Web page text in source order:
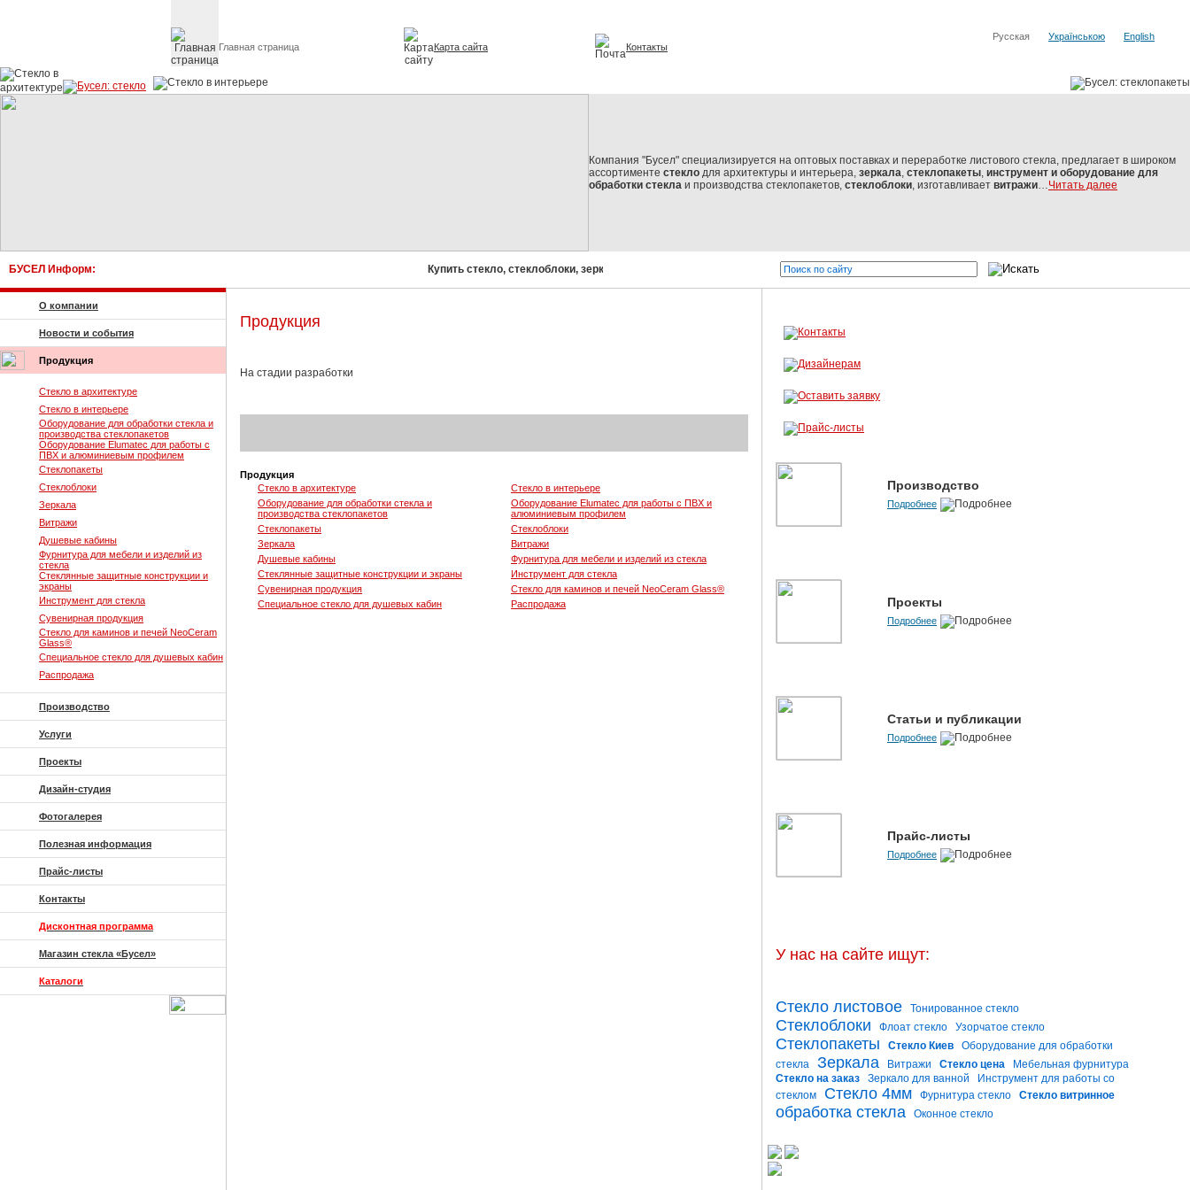
Главная страница Карта сайта Контакты
Русская Українською English
Компания "Бусел" специализируется на оптовых поставках и переработке листового стекла, предлагает в широком
ассортименте стекло для архитектуры и интерьера, зеркала, стеклопакеты, инструмент и оборудование для
обработки стекла и производства стеклопакетов, стеклоблоки, изготавливает витражи…Читать далее
БУСЕЛ Информ: Купить стекло, стеклоблоки, зеркала, стеклопакеты! Бусел - стекло от мировых производителей Бусел - резка стекла,
О компании
Новости и события
Продукция
Стекло в архитектуре
Стекло в интерьере
Оборудование для обработки стекла и
производства стеклопакетов
Оборудование Elumatec для работы с
ПВХ и алюминиевым профилем
Стеклопакеты
Стеклоблоки
Зеркала
Витражи
Душевые кабины
Фурнитура для мебели и изделий из
стекла
Стеклянные защитные конструкции и
экраны
Инструмент для стекла
Сувенирная продукция
Стекло для каминов и печей NeoCeram
Glass®
Специальное стекло для душевых кабин
Распродажа
Производство
Услуги
Проекты
Дизайн-студия
Фотогалерея
Полезная информация
Прайс-листы
Контакты
Дисконтная программа
Магазин стекла «Бусел»
Каталоги
Продукция
На стадии разработки
Продукция
Стекло в архитектуре
Стекло в интерьере
Оборудование для обработки стекла и
производства стеклопакетов
Оборудование Elumatec для работы с ПВХ и
алюминиевым профилем
Стеклопакеты
Стеклоблоки
Зеркала
Витражи
Душевые кабины
Фурнитура для мебели и изделий из стекла
Стеклянные защитные конструкции и экраны
Инструмент для стекла
Сувенирная продукция
Стекло для каминов и печей NeoCeram Glass®
Специальное стекло для душевых кабин
Распродажа
Производство
Подробнее
Проекты
Подробнее
Статьи и публикации
Подробнее
Прайс-листы
Подробнее
У нас на сайте ищут:
Стекло листовое Тонированное стекло
Стеклоблоки Флоат стекло Узорчатое стекло
Стеклопакеты Стекло Киев
Оборудование для обработки
стекла
Зеркала Витражи Стекло цена
Мебельная фурнитура
Стекло на заказ
Зеркало для ванной
Инструмент для работы со
стеклом
Стекло 4мм Фурнитура стекло Стекло витринное
обработка стекла Оконное стекло